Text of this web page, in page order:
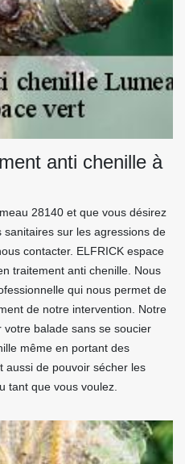
anti chenille à
28140 et que vous désirez
sur les agressions de
contacter. ELFRICK espace
traitement anti chenille. Nous
qui nous permet de
de notre intervention. Notre
votre balade sans se soucier
même en portant des
aussi de pouvoir sécher les
tant que vous voulez.